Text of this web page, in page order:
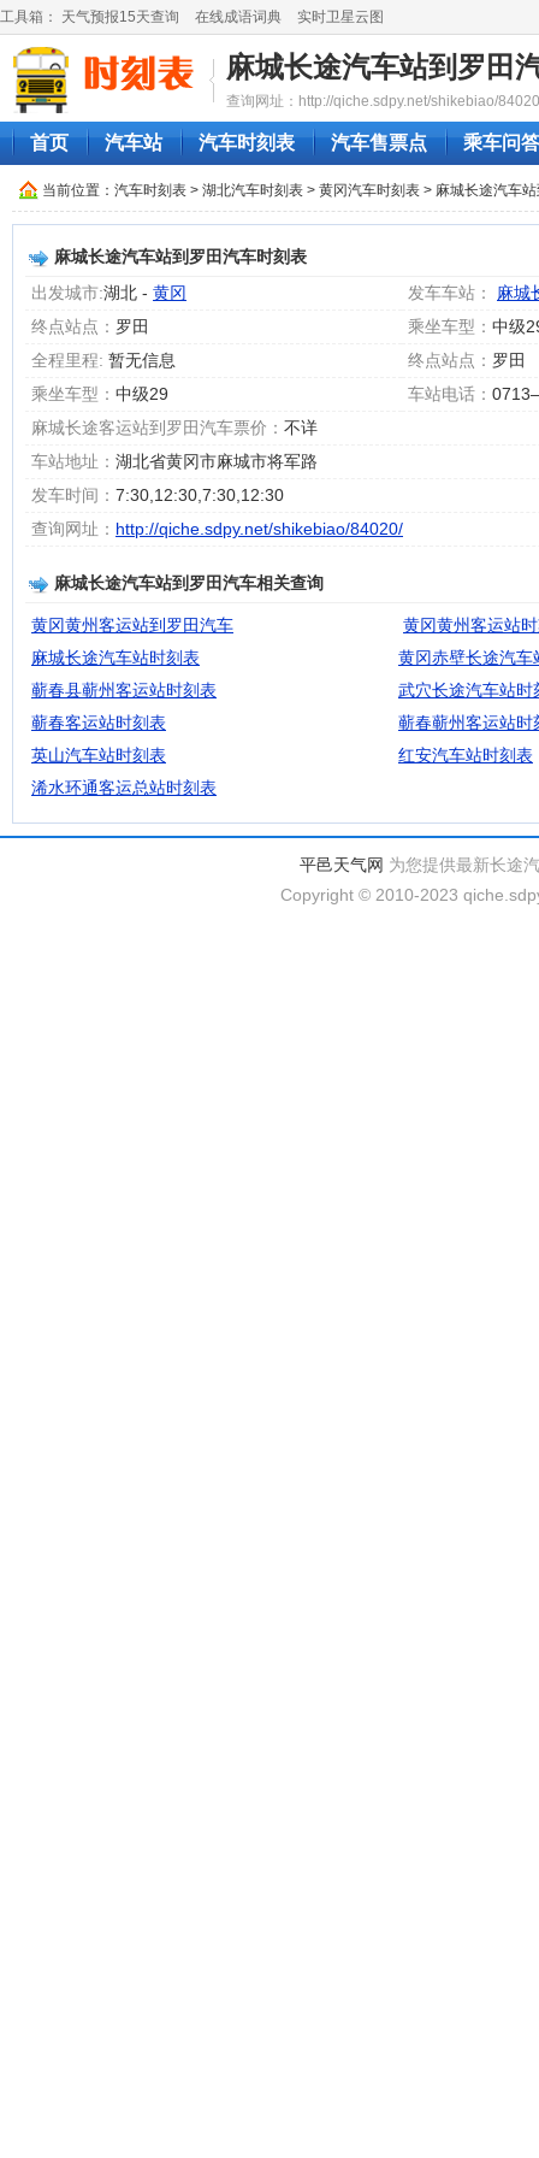
工具箱： 天气预报15天查询 在线成语词典 实时卫星云图
麻城长途汽车站到罗田
查询网址：http://qiche.sdpy.net/shikebiao/
首页 汽车站 汽车时刻表 汽车售票点 乘车问答
当前位置： 汽车时刻表 > 湖北汽车时刻表 > 黄冈汽车时刻表 > 麻城长途汽车
麻城长途汽车站到罗田汽车时刻表
出发城市:湖北 - 黄冈 发车车站：
麻城
终点站点： 罗田 乘坐车型： 中级
全程里程: 暂无信息 终点站点： 罗田
乘坐车型： 中级29 车站电话：
麻城长途客运站到罗田汽车票价： 不详
车站地址： 湖北省黄冈市麻城市将军路‎
发车时间： 7:30,12:30,7:30,12:30
查询网址： http://qiche.sdpy.net/shikebiao/84020/
麻城长途汽车站到罗田汽车相关查询
黄冈黄州客运站到罗田汽车
黄冈黄州客运站
麻城长途汽车站时刻表
黄冈赤壁长途汽车
蕲春县蕲州客运站时刻表
武穴长途汽车站时
蕲春客运站时刻表
蕲春蕲州客运站时
英山汽车站时刻表
红安汽车站时刻表
浠水环通客运总站时刻表
平邑天气网 为您提供最新长途
Copyright © 2010-2023